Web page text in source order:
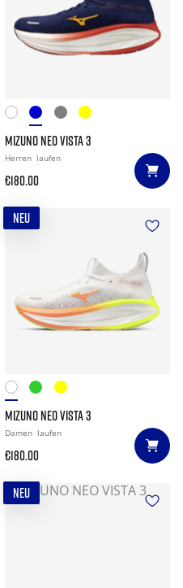
MIZUNO NEO VISTA 3
Herren laufen
€180.00
NEU
MIZUNO NEO VISTA 3
Damen laufen
€180.00
NEU